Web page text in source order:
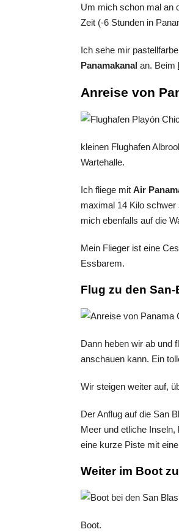
Um mich schon mal an
Zeit (-6 Stunden in
Ich sehe mir
Panamakanal an. Beim
Anreise von
kleinen Flughafen
Wartehalle.
Ich fliege mit Air
maximal 14 Kilo
mich ebenfalls auf die
Mein Flieger ist eine
Essbarem.
Flug zu den
Dann heben wir ab und
anschauen kann. Ein
Wir steigen weiter auf,
Der Anflug auf die San
Meer und etliche Inseln,
eine kurze Piste mit
Weiter im Boot
Boot.